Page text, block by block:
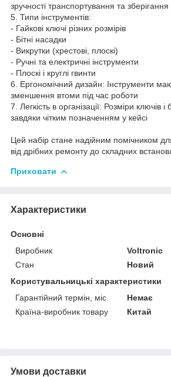
зручності транспортування та зберігання
5. Типи інструментів:
- Гайкові ключі різних розмірів
- Бітні насадки
- Викрутки (хрестові, плоскі)
- Ручні та електричні інструменти
- Плоскі і круглі гвинти
6. Ергономічний дизайн: Інструменти
зменшення втоми під час роботи
7. Легкість в організації: Розміри ключів і
завдяки чітким позначенням у кейсі
Цей набір стане надійним помічником
від дрібних ремонту до складних
Приховати
Характеристики
Основні
Виробник
Voltronic
Стан
Новий
Користувальницькі характеристики
Гарантійний термін, міс.
Немає
Країна-виробник товару
Китай
Умови доставки